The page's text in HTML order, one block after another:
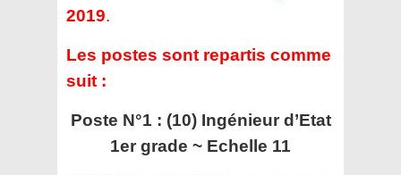
2019.
Les postes sont repartis comme
suit :
Poste N°1 : (10) Ingénieur d’Etat
1er grade ~ Echelle 11